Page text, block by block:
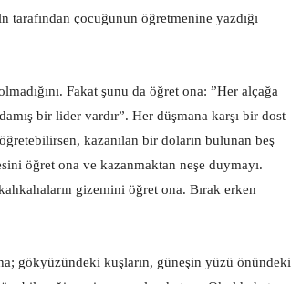
çocuğunun öğretmenine yazdığı
Fakat şunu da öğret ona: ”Her alçağa
bir lider vardır”. Her düşmana karşı bir dost
kazanılan bir doların bulunan beş
öğret ona ve kazanmaktan neşe duymayı.
gizemini öğret ona. Bırak erken
gökyüzündeki kuşların, güneşin yüzü önündeki